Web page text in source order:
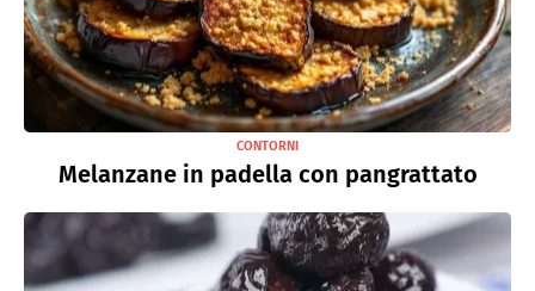
CONTORNI
Melanzane in padella con pangrattato